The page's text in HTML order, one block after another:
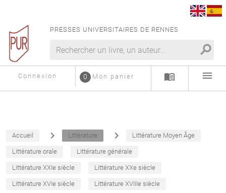
PRESSES UNIVERSITAIRES DE RENNES
search
Connexion Mon panier
0 menu_book menu
Accueil navigate_next Littérature navigate_next Littérature Moyen Âge
Littérature orale Littérature générale
Littérature XXIe siècle Littérature XXe siècle
Littérature XVIe siècle Littérature XVIIIe siècle